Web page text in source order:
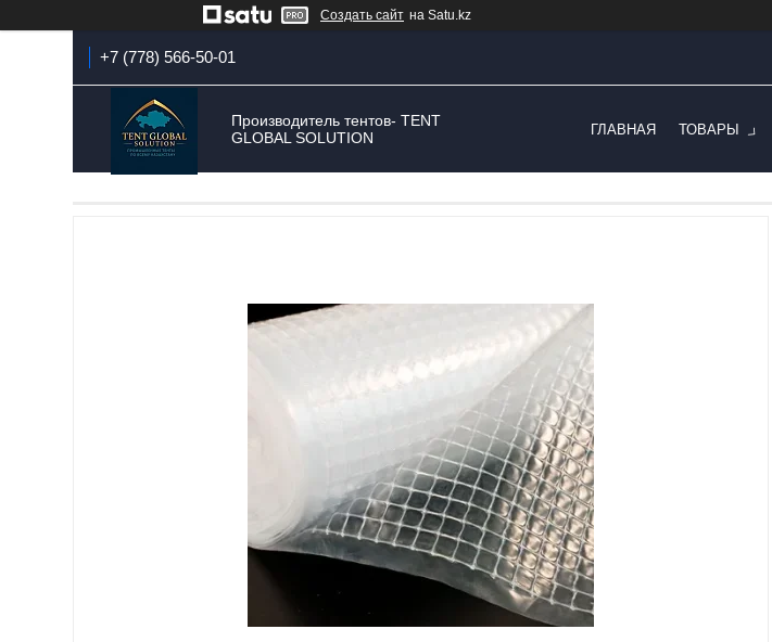
Создать сайт на Satu.kz
+7 (778) 566-50-01
Производитель тентов- TENT
GLOBAL SOLUTION
ГЛАВНАЯ ТОВАРЫ